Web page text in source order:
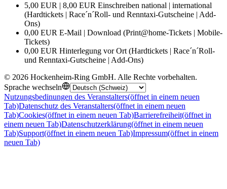
5,00 EUR | 8,00 EUR Einschreiben national | international
(Hardtickets | Race´n´Roll- und Renntaxi-Gutscheine | Add-
Ons)
0,00 EUR E-Mail | Download (Print@home-Tickets | Mobile-
Tickets)
0,00 EUR Hinterlegung vor Ort (Hardtickets | Race´n´Roll-
und Renntaxi-Gutscheine | Add-Ons)
© 2026 Hockenheim-Ring GmbH. Alle Rechte vorbehalten.
Sprache wechseln
Nutzungsbedinungen des Veranstalters(öffnet in einem neuen
Tab)Datenschutz des Veranstalters(öffnet in einem neuen
Tab)Cookies(öffnet in einem neuen Tab)Barrierefreiheit(öffnet in
einem neuen Tab)Datenschutzerklärung(öffnet in einem neuen
Tab)Support(öffnet in einem neuen Tab)Impressum(öffnet in einem
neuen Tab)